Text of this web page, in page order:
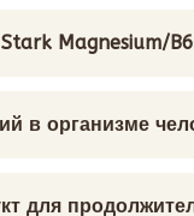
Magnesium/
в организме
для